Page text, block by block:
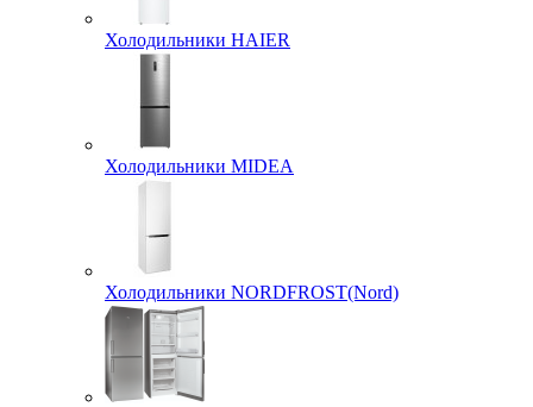
Холодильники HAIER
Холодильники MIDEA
Холодильники NORDFROST(Nord)